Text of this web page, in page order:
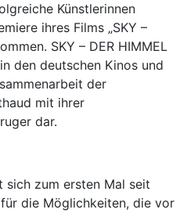
Künstlerinnen
ihres Films „SKY –
SKY – DER HIMMEL
den deutschen Kinos und
der
mit ihrer
dar.
sich zum ersten Mal seit
die Möglichkeiten, die vor